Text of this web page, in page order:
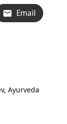
Email
Ayurveda